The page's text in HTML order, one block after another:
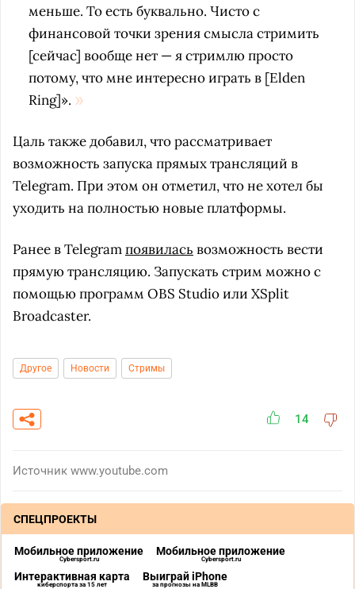
меньше. То есть буквально. Чисто с
финансовой точки зрения смысла стримить
[сейчас] вообще нет — я стримлю просто
потому, что мне интересно играть в [Elden
Ring]».
Цаль также добавил, что рассматривает
возможность запуска прямых трансляций в
Telegram. При этом он отметил, что не хотел бы
уходить на полностью новые платформы.
Ранее в Telegramпоявилась возможность вести
прямую трансляцию. Запускать стрим можно с
помощью программ OBS Studio или XSplit
Broadcaster.
Другое Новости Стримы
14
Источник www.youtube.com
СПЕЦПРОЕКТЫ
Мобильное приложение
Cybersport.ru
Мобильное приложение
Cybersport.ru
Интерактивная карта
киберспорта за 15 лет
Выиграй iPhone
за прогнозы на MLBB